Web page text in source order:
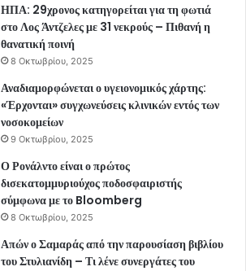
ΗΠΑ: 29χρονος κατηγορείται για τη φωτιά
στο Λος Άντζελες με 31 νεκρούς – Πιθανή η
θανατική ποινή
8 Οκτωβρίου, 2025
Αναδιαμορφώνεται ο υγειονομικός χάρτης:
«Έρχονται» συγχωνεύσεις κλινικών εντός των
νοσοκομείων
9 Οκτωβρίου, 2025
Ο Ρονάλντο είναι ο πρώτος
δισεκατομμυριούχος ποδοσφαιριστής
σύμφωνα με το Bloomberg
8 Οκτωβρίου, 2025
Απών ο Σαμαράς από την παρουσίαση βιβλίου
του Στυλιανίδη – Τι λένε συνεργάτες του